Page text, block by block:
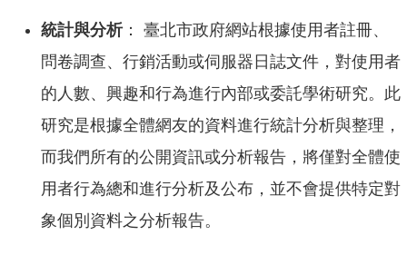
統計與分析： 臺北市政府網站根據使用者註冊、
問卷調查、行銷活動或伺服器日誌文件，對使用者
的人數、興趣和行為進行內部或委託學術研究。此
研究是根據全體網友的資料進行統計分析與整理，
而我們所有的公開資訊或分析報告，將僅對全體使
用者行為總和進行分析及公布，並不會提供特定對
象個別資料之分析報告。